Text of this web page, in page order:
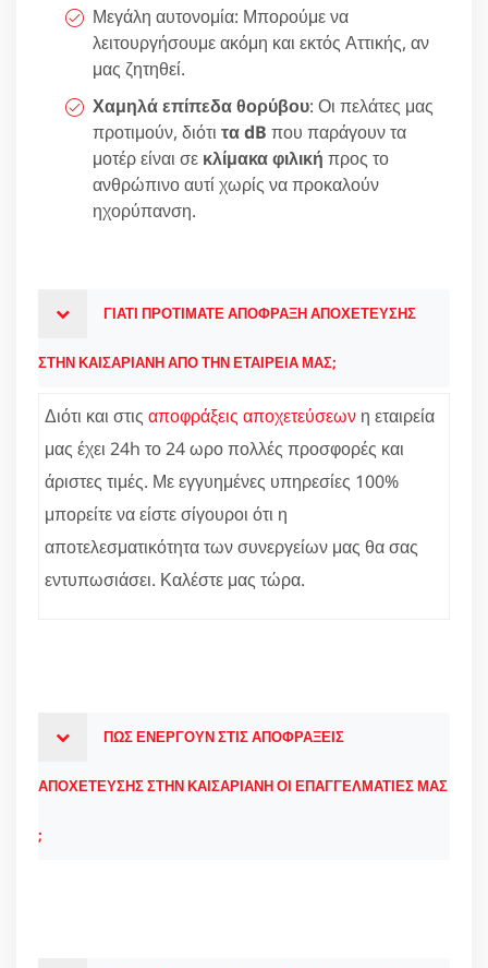
Μεγάλη αυτονομία: Μπορούμε να
λειτουργήσουμε ακόμη και εκτός Αττικής, αν
μας ζητηθεί.
Χαμηλά επίπεδα θορύβου: Οι πελάτες μας
προτιμούν, διότι τα dB που παράγουν τα
μοτέρ είναι σε κλίμακα φιλική προς το
ανθρώπινο αυτί χωρίς να προκαλούν
ηχορύπανση.
ΓΙΑΤΙ ΠΡΟΤΙΜΑΤΕ ΑΠΟΦΡΑΞΗ ΑΠΟΧΕΤΕΥΣΗΣ
ΣΤΗΝ ΚΑΙΣΑΡΙΑΝΗ ΑΠΟ ΤΗΝ ΕΤΑΙΡΕΙΑ ΜΑΣ;
Διότι και στις αποφράξεις αποχετεύσεων η εταιρεία
μας έχει 24h το 24 ωρο πολλές προσφορές και
άριστες τιμές. Με εγγυημένες υπηρεσίες 100%
μπορείτε να είστε σίγουροι ότι η
αποτελεσματικότητα των συνεργείων μας θα σας
εντυπωσιάσει. Καλέστε μας τώρα.
ΠΩΣ ΕΝΕΡΓΟΥΝ ΣΤΙΣ ΑΠΟΦΡΑΞΕΙΣ
ΑΠΟΧΕΤΕΥΣΗΣ ΣΤΗΝ ΚΑΙΣΑΡΙΑΝΗ ΟΙ ΕΠΑΓΓΕΛΜΑΤΙΕΣ ΜΑΣ
;